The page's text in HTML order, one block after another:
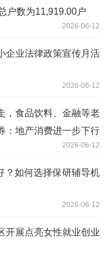
户数为11,919.00户
2026-06-12
企业法律政策宣传月活
2026-06-12
，食品饮料、金融等老
：地产消费进一步下行
2026-06-12
？如何选择保研辅导机
2026-06-12
开展点亮女性就业创业